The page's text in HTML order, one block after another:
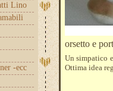
Lino
-ecc
orsetto e
Un simpatico
Ottima idea